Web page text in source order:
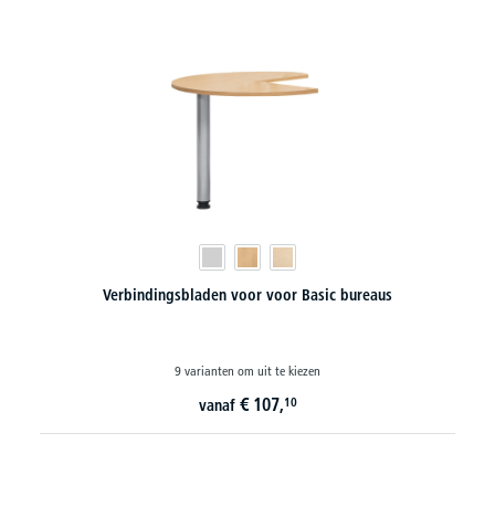
Verbindingsbladen voor voor Basic bureaus
9 varianten om uit te kiezen